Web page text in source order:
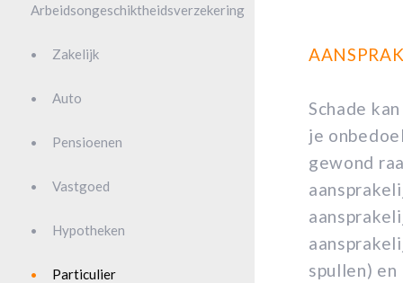
Arbeidsongeschiktheidsverzekering
Zakelijk
Auto
Pensioenen
Vastgoed
Hypotheken
Particulier
Schade
je
gewond
spullen) en